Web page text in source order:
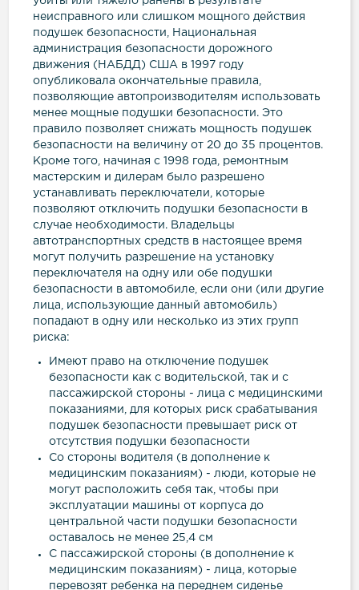
неисправного или слишком мощного действия
подушек безопасности, Национальная
администрация безопасности дорожного
движения (НАБДД) США в 1997 году
опубликовала окончательные правила,
позволяющие автопроизводителям использовать
менее мощные подушки безопасности. Это
правило позволяет снижать мощность подушек
безопасности на величину от 20 до 35 процентов.
Кроме того, начиная с 1998 года, ремонтным
мастерским и дилерам было разрешено
устанавливать переключатели, которые
позволяют отключить подушки безопасности в
случае необходимости. Владельцы
автотранспортных средств в настоящее время
могут получить разрешение на установку
переключателя на одну или обе подушки
безопасности в автомобиле, если они (или другие
лица, использующие данный автомобиль)
попадают в одну или несколько из этих групп
риска:
Имеют право на отключение подушек
безопасности как с водительской, так и с
пассажирской стороны - лица с медицинскими
показаниями, для которых риск срабатывания
подушек безопасности превышает риск от
отсутствия подушки безопасности
Со стороны водителя (в дополнение к
медицинским показаниям) - люди, которые не
могут расположить себя так, чтобы при
эксплуатации машины от корпуса до
центральной части подушки безопасности
оставалось не менее 25,4 см
С пассажирской стороны (в дополнение к
медицинским показаниям) - лица, которые
перевозят ребенка на переднем сиденье